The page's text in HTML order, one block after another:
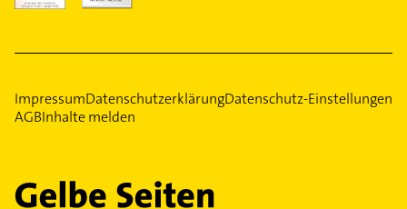
ImpressumDatenschutzerklärungDatenschutz-Einstellungen
AGBInhalte melden